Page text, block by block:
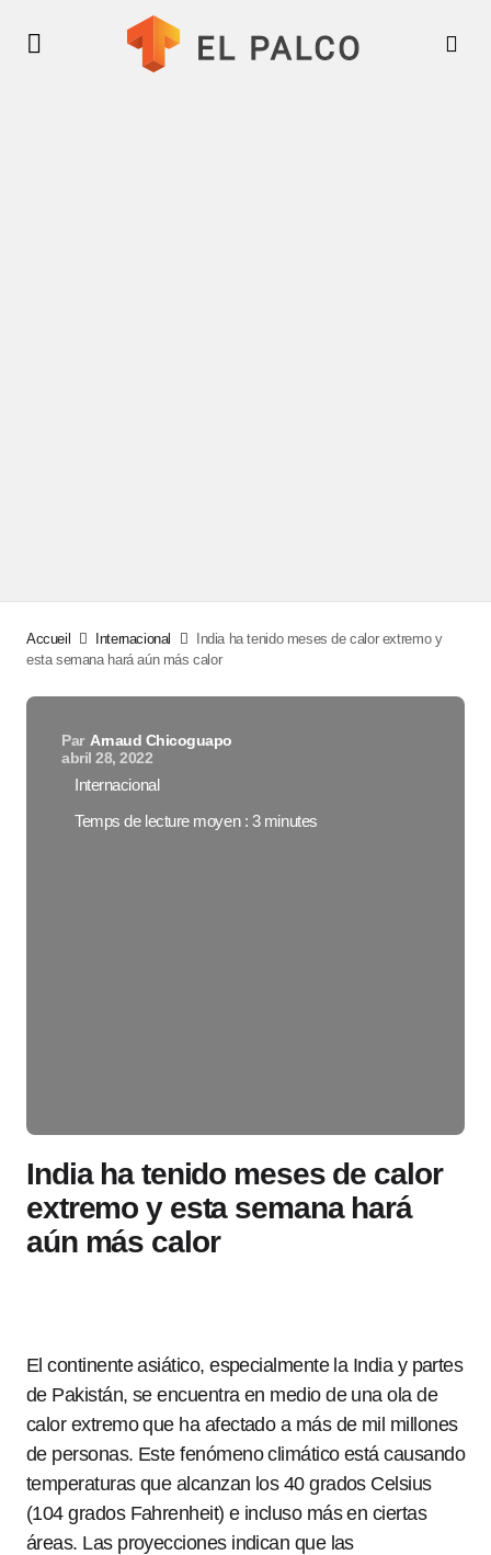
Accueil Internacional
India ha tenido meses de calor extremo y
esta semana hará aún más calor
Par Arnaud Chicoguapo
abril 28, 2022
Internacional
Temps de lecture moyen : 3 minutes
India ha tenido meses de calor
extremo y esta semana hará
aún más calor
El continente asiático, especialmente la India y partes
de Pakistán, se encuentra en medio de una ola de
calor extremo que ha afectado a más de mil millones
de personas. Este fenómeno climático está causando
temperaturas que alcanzan los 40 grados Celsius
(104 grados Fahrenheit) e incluso más en ciertas
áreas. Las proyecciones indican que las